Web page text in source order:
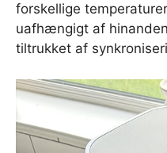
forskellige
uafhængigt af
tiltrukket af